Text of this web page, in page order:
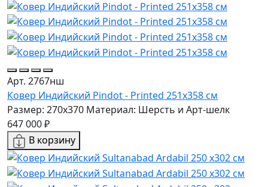
Арт. 2767нш
Ковер Индийский Pindot - Printed 251x358 см
Размер: 270x370 Материал: Шерсть и Арт-шелк
647 000 ₽
В корзину